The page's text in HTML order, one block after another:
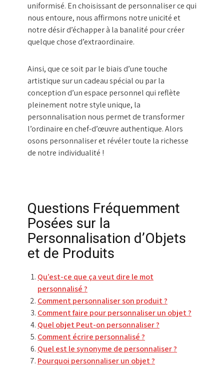
uniformisé. En choisissant de personnaliser ce qui
nous entoure, nous affirmons notre unicité et
notre désir d’échapper à la banalité pour créer
quelque chose d’extraordinaire.
Ainsi, que ce soit par le biais d’une touche
artistique sur un cadeau spécial ou par la
conception d’un espace personnel qui reflète
pleinement notre style unique, la
personnalisation nous permet de transformer
l’ordinaire en chef-d’œuvre authentique. Alors
osons personnaliser et révéler toute la richesse
de notre individualité !
Questions Fréquemment
Posées sur la
Personnalisation d’Objets
et de Produits
Qu’est-ce que ça veut dire le mot
personnalisé ?
Comment personnaliser son produit ?
Comment faire pour personnaliser un objet ?
Quel objet Peut-on personnaliser ?
Comment écrire personnalisé ?
Quel est le synonyme de personnaliser ?
Pourquoi personnaliser un objet ?